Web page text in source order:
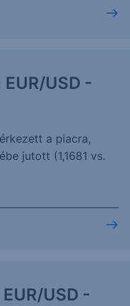
USD -
a piacra,
jutott (1,1681 vs.
USD -